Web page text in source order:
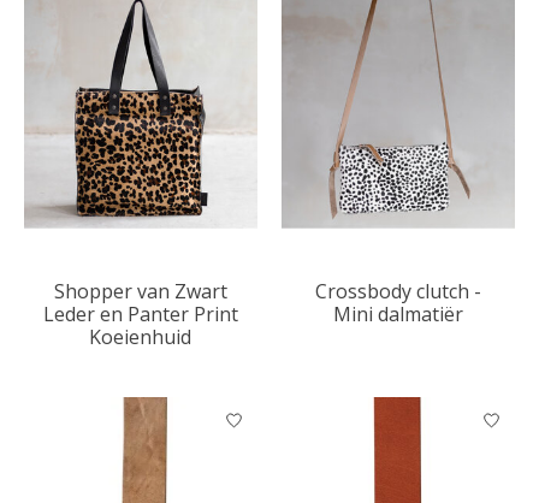
Shopper van Zwart
Leder en Panter Print
Koeienhuid
Crossbody clutch -
Mini dalmatiër